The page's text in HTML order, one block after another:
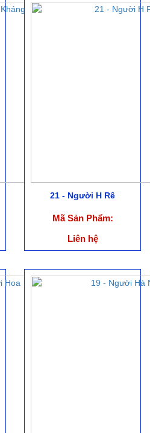
21 - Người H Rê
Mã Sản Phẩm:
Liên hệ